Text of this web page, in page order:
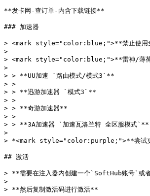
**发卡网-查订单-内含下载链接**
### 加速器
> <mark style="color:blue;">**禁止使用
>
> <mark style="color:blue;">**雷神/薄荷/鲜
>
> > **UU加速 `路由模式/模式3`**
> >
> > **迅游加速器 `模式3`**
> >
> > **奇游加速器**
> >
> > **3A加速器 `加速瓦洛兰特 全区服模式`**
>
> *<mark style="color:purple;">**尝试更换
## 激活
> **需要在注入器内创建一个`SoftHub账号`或
>
> **然后复制激活码进行激活**